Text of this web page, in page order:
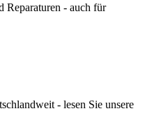
Reparaturen - auch für
- lesen Sie unsere